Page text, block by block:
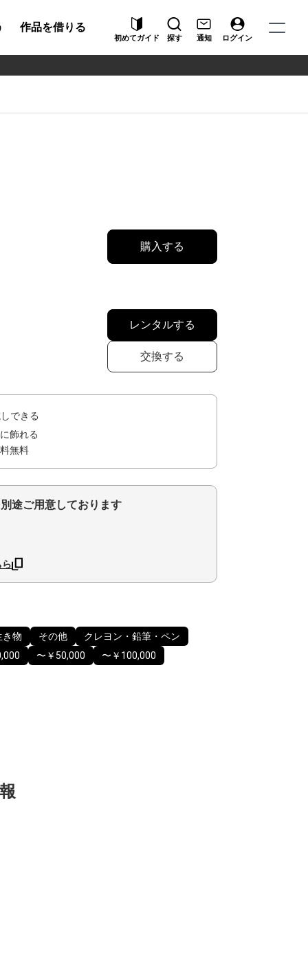
作品を借りる
初めてガイド 探す 通知 ログイン
購入する
レンタルする
交換する
できる
飾れる
無料
途ご用意しております
き物 その他
クレヨン・鉛筆・ペン
〜￥50,000 〜￥100,000